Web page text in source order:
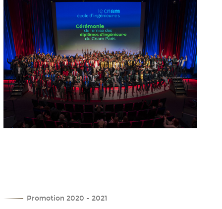
Promotion 2020 - 2021